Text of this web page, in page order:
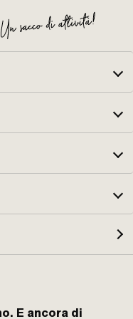
E ancora di